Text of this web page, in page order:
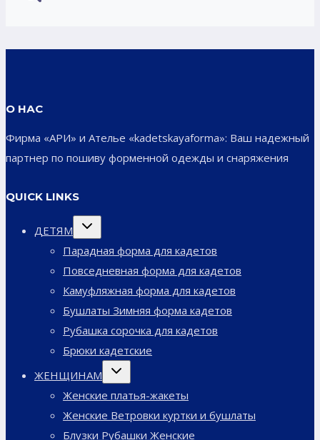
О НАС
Фирма «АРИ» и Ателье «kadetskayaforma»: Ваш надежный
партнер по пошиву форменной одежды и снаряжения
QUICK LINKS
ДЕТЯМ
Переключить
дочернее
Парадная форма для кадетов
Повседневная форма для кадетов
Камуфляжная форма для кадетов
Бушлаты Зимняя форма кадетов
Рубашка сорочка для кадетов
Брюки кадетские
ЖЕНЩИНАМ
Переключить
дочернее
Женские платья-жакеты
Женские Ветровки куртки и бушлаты
Блузки Рубашки Женские